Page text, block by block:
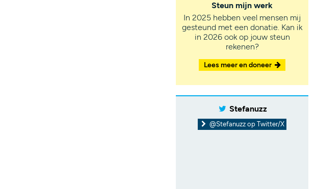
Steun mijn werk
In 2025 hebben veel mensen mij
gesteund met een donatie. Kan ik
in 2026 ook op jouw steun
rekenen?
Lees meer en doneer
Stefanuzz
@Stefanuzz op Twitter/X